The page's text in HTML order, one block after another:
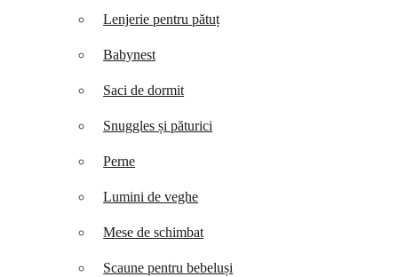
Lenjerie pentru pătuț
Babynest
Saci de dormit
Snuggles și păturici
Perne
Lumini de veghe
Mese de schimbat
Scaune pentru bebeluși